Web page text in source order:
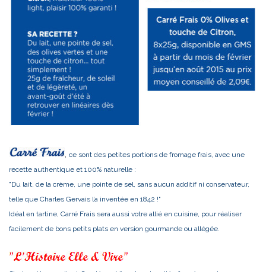
, ce sont des petites portions de fromage frais, avec une
recette authentique et 100% naturelle :
"Du lait, de la crème, une pointe de sel, sans aucun additif ni conservateur,
telle que Charles Gervais l’a inventée en 1842 !"
Idéal en tartine, Carré Frais sera aussi votre allié en cuisine, pour réaliser
facilement de bons petits plats en version gourmande ou allégée.